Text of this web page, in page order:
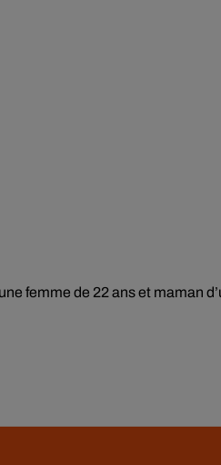
femme de 22 ans et maman